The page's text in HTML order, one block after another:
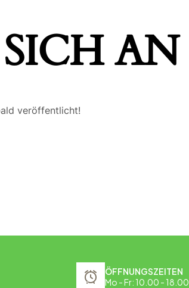
AN
veröffentlicht!
ÖFFNUNGSZEITEN
Mo - Fr: 10.00 - 18.00